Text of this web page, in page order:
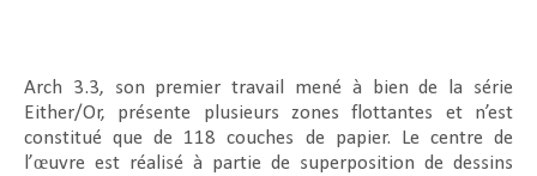
Arch 3.3, son premier travail mené à bien de la série
Either/Or, présente plusieurs zones flottantes et n’est
constitué que de 118 couches de papier. Le centre de
l’œuvre est réalisé à partie de superposition de dessins